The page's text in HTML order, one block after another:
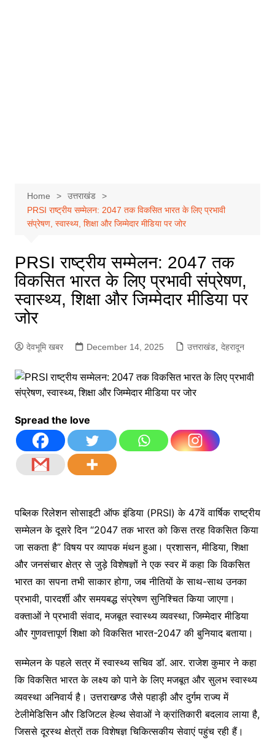
Home
उत्तराखंड
PRSI राष्ट्रीय सम्मेलन: 2047 तक विकसित भारत के लिए प्रभावी
संप्रेषण, स्वास्थ्य, शिक्षा और जिम्मेदार मीडिया पर जोर
PRSI राष्ट्रीय सम्मेलन: 2047 तक
विकसित भारत के लिए प्रभावी संप्रेषण,
स्वास्थ्य, शिक्षा और जिम्मेदार मीडिया पर
जोर
देवभूमि खबर December 14, 2025 उत्तराखंड, देहरादून
Spread the love
पब्लिक रिलेशन सोसाइटी ऑफ इंडिया (PRSI) के 47वें वार्षिक राष्ट्रीय
सम्मेलन के दूसरे दिन “2047 तक भारत को किस तरह विकसित किया
जा सकता है” विषय पर व्यापक मंथन हुआ। प्रशासन, मीडिया, शिक्षा
और जनसंचार क्षेत्र से जुड़े विशेषज्ञों ने एक स्वर में कहा कि विकसित
भारत का सपना तभी साकार होगा, जब नीतियों के साथ-साथ उनका
प्रभावी, पारदर्शी और समयबद्ध संप्रेषण सुनिश्चित किया जाएगा।
वक्ताओं ने प्रभावी संवाद, मजबूत स्वास्थ्य व्यवस्था, जिम्मेदार मीडिया
और गुणवत्तापूर्ण शिक्षा को विकसित भारत-2047 की बुनियाद बताया।
सम्मेलन के पहले सत्र में स्वास्थ्य सचिव डॉ. आर. राजेश कुमार ने कहा
कि विकसित भारत के लक्ष्य को पाने के लिए मजबूत और सुलभ स्वास्थ्य
व्यवस्था अनिवार्य है। उत्तराखण्ड जैसे पहाड़ी और दुर्गम राज्य में
टेलीमेडिसिन और डिजिटल हेल्थ सेवाओं ने क्रांतिकारी बदलाव लाया है,
जिससे दूरस्थ क्षेत्रों तक विशेषज्ञ चिकित्सकीय सेवाएं पहुंच रही हैं।